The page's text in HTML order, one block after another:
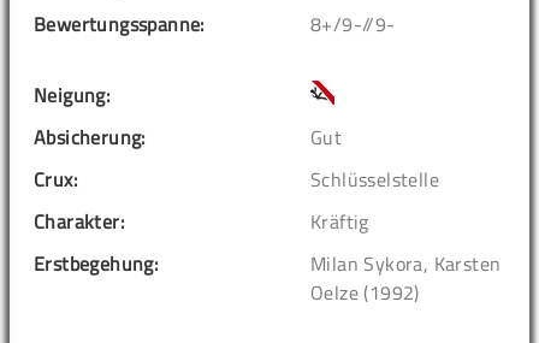
Bewertungsspanne:
8+/9-//9-
Neigung:
Absicherung:
Gut
Crux:
Schlüsselstelle
Charakter:
Kräftig
Erstbegehung:
Milan Sykora, Karsten
Oelze (1992)